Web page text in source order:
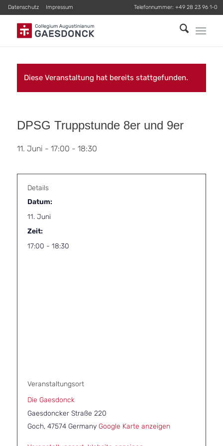
Datenschutz Impressum Telefonnummer: +49 28 23 96 1-0
Diese Veranstaltung hat bereits stattgefunden.
DPSG Truppstunde 8er und 9er
11. Juni - 17:00 - 18:30
Details
Datum:
11. Juni
Zeit:
17:00 - 18:30
Veranstaltungsort
Die Gaesdonck
Gaesdoncker Straße 220
Goch, 47574 Germany Google Karte anzeigen